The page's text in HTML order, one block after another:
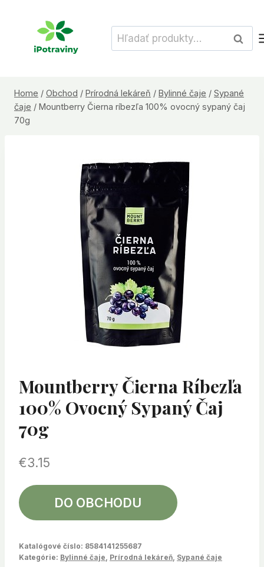
Hľadať:
Home / Obchod / Prírodná lekáreň / Bylinné čaje / Sypané
čaje / Mountberry Čierna ríbezľa 100% ovocný sypaný čaj
70g
Mountberry Čierna Ríbezľa
100% Ovocný Sypaný Čaj
70g
€3.15
DO OBCHODU
Katalógové číslo: 8584141255687
Kategórie: Bylinné čaje Prírodná lekáreň Sypané čaje